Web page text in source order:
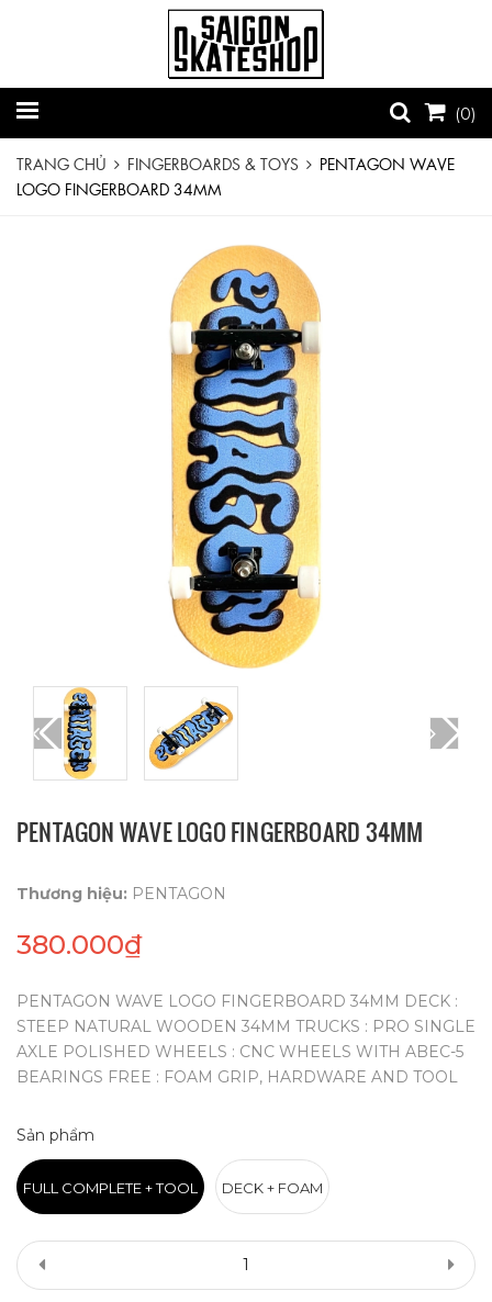
(0)
TRANG CHỦ FINGERBOARDS & TOYS
PENTAGON WAVE
LOGO FINGERBOARD 34MM
PENTAGON WAVE LOGO FINGERBOARD 34MM
Thương hiệu: PENTAGON
380.000₫
PENTAGON WAVE LOGO FINGERBOARD 34MM DECK :
STEEP NATURAL WOODEN 34MM TRUCKS : PRO SINGLE
AXLE POLISHED WHEELS : CNC WHEELS WITH ABEC-5
BEARINGS FREE : FOAM GRIP, HARDWARE AND TOOL
Sản phẩm
FULL COMPLETE + TOOL DECK + FOAM